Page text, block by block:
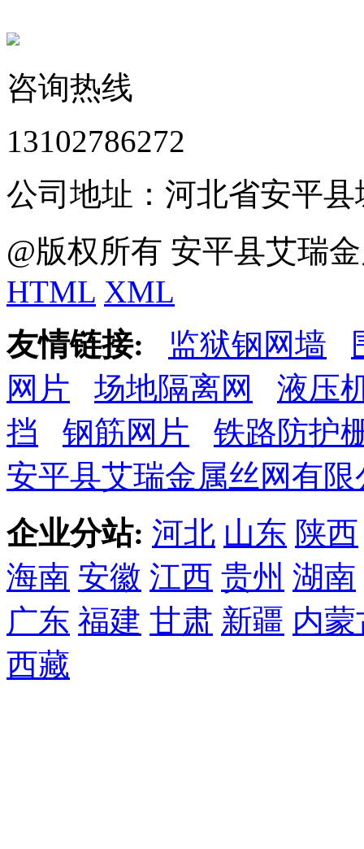
咨询热线
13102786272
公司地址：河北省安平
@版权所有 安平县艾瑞
HTML XML
友情链接:
监狱钢网墙
网片
场地隔离网
液压
挡
钢筋网片
铁路防护
安平县艾瑞金属丝网有限
企业分站: 河北 山东 陕西
海南 安徽 江西 贵州 湖南
广东 福建 甘肃 新疆 内蒙
西藏